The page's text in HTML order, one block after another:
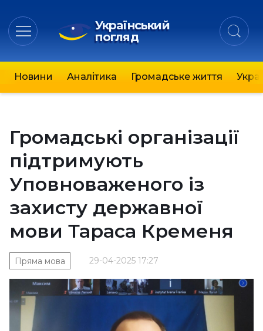
Український
погляд
Новини Аналітика Громадське життя
Громадські організації
підтримують
Уповноваженого із
захисту державної
мови Тараса Кременя
29-04-2025 17:27
Пряма мова